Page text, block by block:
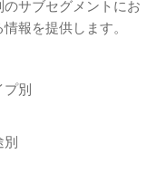
サブセグメントにお
報を提供します。
プ別
別